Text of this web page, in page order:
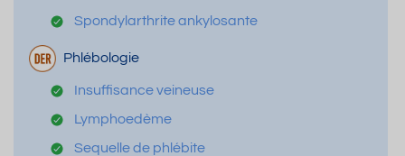
Spondylarthrite ankylosante
Phlébologie
Insuffisance veineuse
Lymphoedème
Sequelle de phlébite